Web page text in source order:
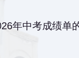
年中考成绩单